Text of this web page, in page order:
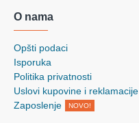
O nama
Opšti podaci
Isporuka
Politika privatnosti
Uslovi kupovine i reklamacije
Zaposlenje
NOVO!